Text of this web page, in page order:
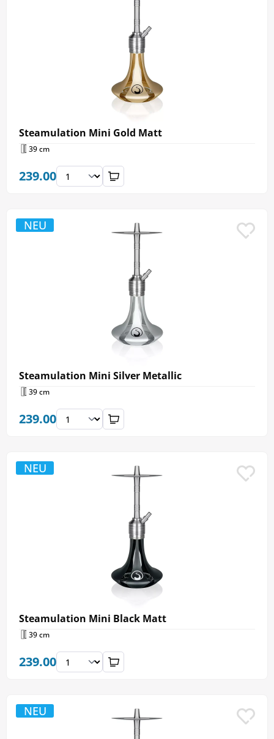
Steamulation Mini Gold Matt
39 cm
239.00
Steamulation Mini Silver Metallic
39 cm
239.00
NEU
Steamulation Mini Black Matt
39 cm
239.00
NEU
NEU